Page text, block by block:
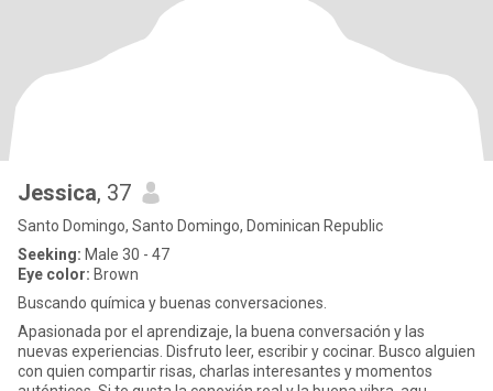
Jessica, 37
Santo Domingo, Santo Domingo, Dominican Republic
Seeking: Male 30 - 47
Eye color: Brown
Buscando química y buenas conversaciones.
Apasionada por el aprendizaje, la buena conversación y las
nuevas experiencias. Disfruto leer, escribir y cocinar. Busco alguien
con quien compartir risas, charlas interesantes y momentos